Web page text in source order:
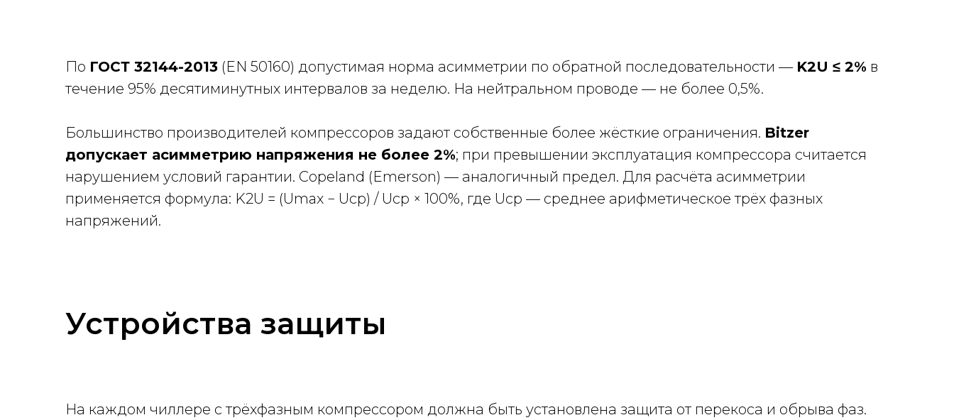
По ГОСТ 32144-2013 (EN 50160) допустимая норма асимметрии по обратной последовательности — K2U ≤ 2% в
течение 95% десятиминутных интервалов за неделю. На нейтральном проводе — не более 0,5%.
Большинство производителей компрессоров задают собственные более жёсткие ограничения. Bitzer
допускает асимметрию напряжения не более 2%; при превышении эксплуатация компрессора считается
нарушением условий гарантии. Copeland (Emerson) — аналогичный предел. Для расчёта асимметрии
применяется формула: K2U = (Umax − Uср) / Uср × 100%, где Uср — среднее арифметическое трёх фазных
напряжений.
Устройства защиты
На каждом чиллере с трёхфазным компрессором должна быть установлена защита от перекоса и обрыва фаз.